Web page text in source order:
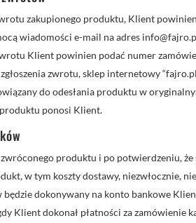
zakupionego produktu, Klient
wiadomości e-mail na adres
Klient powinien podać numer
zwrotu, sklep internetowy
do odesłania produktu w
ponosi Klient.
produktu i po potwierdzeniu,
w tym koszty dostawy, niezwłocznie,
dokonywany na konto bankowe
Klient dokonał płatności za